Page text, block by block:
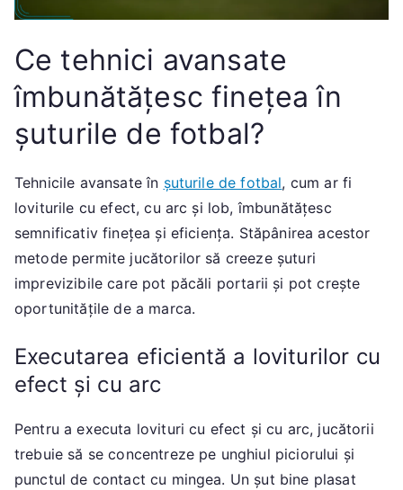
Ce tehnici avansate
îmbunătățesc finețea în
șuturile de fotbal?
Tehnicile avansate în șuturile de fotbal, cum ar fi
loviturile cu efect, cu arc și lob, îmbunătățesc
semnificativ finețea și eficiența. Stăpânirea acestor
metode permite jucătorilor să creeze șuturi
imprevizibile care pot păcăli portarii și pot crește
oportunitățile de a marca.
Executarea eficientă a loviturilor cu
efect și cu arc
Pentru a executa lovituri cu efect și cu arc, jucătorii
trebuie să se concentreze pe unghiul piciorului și
punctul de contact cu mingea. Un șut bine plasat